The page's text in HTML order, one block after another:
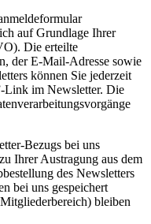
auf Grundlage Ihrer
Die erteilte
der E-Mail-Adresse sowie
können Sie jederzeit
Link im Newsletter. Die
Bezugs bei uns
Ihrer Austragung aus dem
des Newsletters
bei uns gespeichert
bleiben